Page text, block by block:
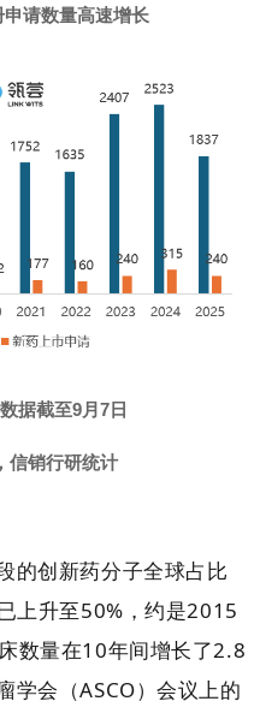
请数量高速增长
据截至9月 7 日
，信销行研统计
的创新药分子全球占比
上升至50% ，约是2015
数量在10年间增长了2.8
学会（ASCO）会议上的